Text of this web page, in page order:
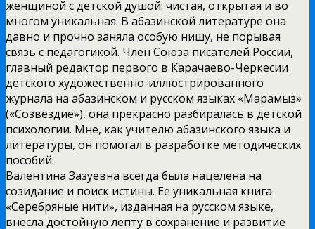
женщиной с детской душой: чистая, открытая и во
многом уникальная. В абазинской литературе она
давно и прочно заняла особую нишу, не порывая
связь с педагогикой. Член Союза писателей России,
главный редактор первого в Карачаево-Черкесии
детского художественно-иллюстрированного
журнала на абазинском и русском языках «Марамыз»
(«Созвездие»), она прекрасно разбиралась в детской
психологии. Мне, как учителю абазинского языка и
литературы, он помогал в разработке методических
пособий.
Валентина Зазуевна всегда была нацелена на
созидание и поиск истины. Ее уникальная книга
«Серебряные нити», изданная на русском языке,
внесла достойную лепту в сохранение и развитие